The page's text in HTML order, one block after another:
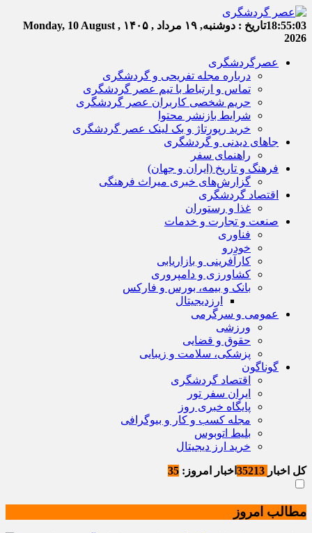
18:55:03تاریخ : دوشنبه, ۱۹ مرداد , ۱۴۰۵
Monday, 10 August ,
2026
عصرگردشگری
درباره مجله تفریحی و گردشگری
تماس و ارتباط با تیم عصر گردشگری
حریم شخصی کاربران عصر گردشگری
شرایط بازنشر محتوا
خرید رپورتاژ و بک لینک عصر گردشگری
جاهای دیدنی و گردشگری
راهنمای سفر
فرهنگ و تاریخ (ایران و جهان)
گزارش‌های خبری میراث فرهنگی
اقتصاد گردشگری
غذا و رستوران
صنعت و تجارت و خدمات
فناوری
خودرو
کارآفرینی و بازاریابی
کشاورزی و دامپروری
بانک و بیمه، بورس و فارکس
ارزدیجیتال
عمومی و سرگرمی
ورزشی
حقوق و قضایی
پزشکی، سلامت و زیبایی
گوناگون
اقتصاد گردشگری
ایران سفر تور
پایگاه خبری روز
مجله کسب و کار و بیوگرافی
بلیط اتوبوس
خرید ارز دیجیتال
کل اخبار اخبار امروز: 35
مطالب امروز